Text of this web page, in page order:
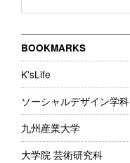
BOOKMARKS
K'sLife
ソーシャルデザイン学科
九州産業大学
大学院 芸術研究科